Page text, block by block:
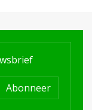
Abonneer